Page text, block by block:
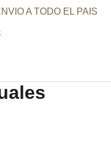
A TODO EL PAIS